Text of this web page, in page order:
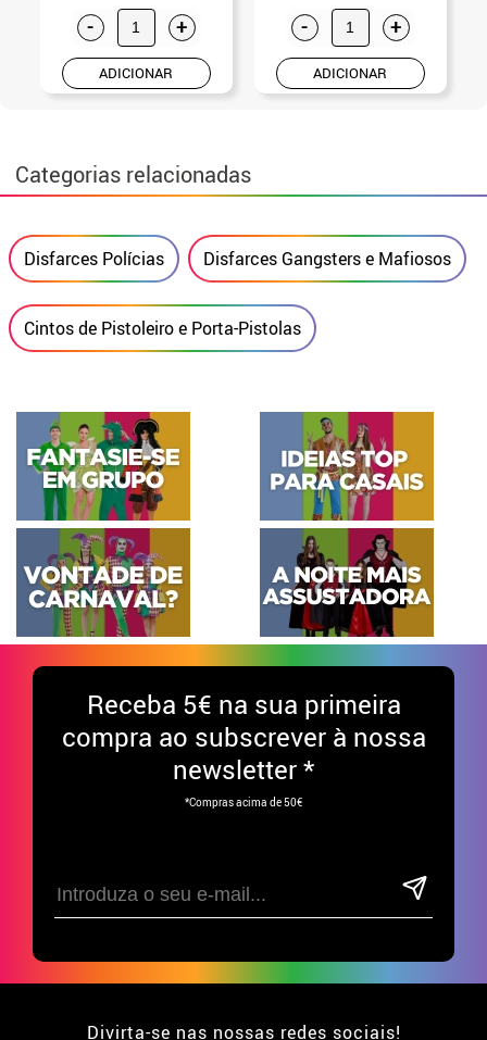
- +
ADICIONAR
- +
ADICIONAR
Categorias relacionadas
Disfarces Polícias Disfarces Gangsters e Mafiosos
Cintos de Pistoleiro e Porta-Pistolas
Receba 5€ na sua primeira
compra ao subscrever à nossa
newsletter *
*Compras acima de 50€
Divirta-se nas nossas redes sociais!